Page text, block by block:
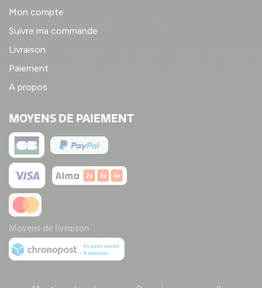
Mon compte
Suivre ma commande
Livraison
Paiement
A propos
MOYENS DE PAIEMENT
Moyens de livraison